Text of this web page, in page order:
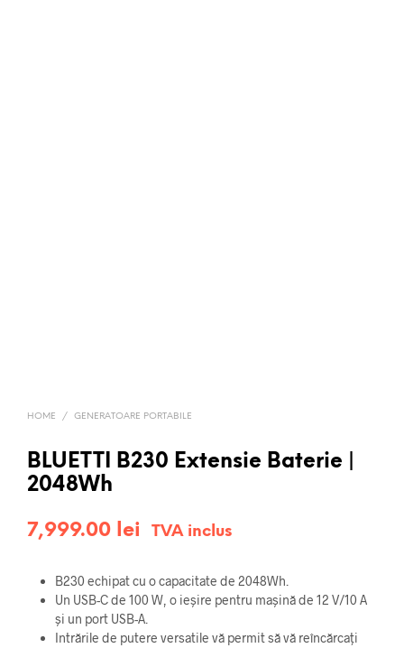
HOME / GENERATOARE PORTABILE
BLUETTI B230 Extensie Baterie |
2048Wh
7,999.00 lei TVA inclus
B230 echipat cu o capacitate de 2048Wh.
Un USB-C de 100 W, o ieșire pentru mașină de 12 V/10 A
și un port USB-A.
Intrările de putere versatile vă permit să vă reîncărcați